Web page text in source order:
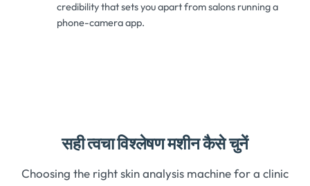
credibility that sets you apart from salons running a
phone-camera app.
सही त्वचा विश्लेषण मशीन कैसे चुनें
Choosing the right skin analysis machine for a clinic